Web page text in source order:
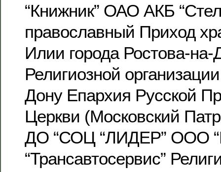
“Книжник” ОАО АКБ
православный Приход
Илии города Ростова-на-
Религиозной
Дону Епархия Русской
Церкви (Московский
ДО “СОЦ “ЛИДЕР” ООО
“Трансавтосервис”